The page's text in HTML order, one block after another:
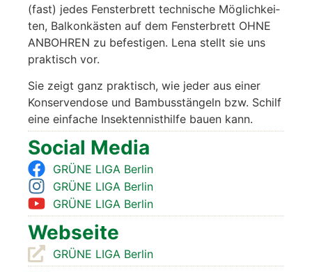
(fast) jedes Fens­ter­brett tech­ni­sche Mög­lich­kei­
ten, Bal­kon­käs­ten auf dem Fens­ter­brett OHNE
ANBOHREN zu befes­ti­gen. Lena stellt sie uns
prak­tisch vor.
Sie zeigt ganz prak­tisch, wie jeder aus einer
Kon­ser­ven­do­se und Bam­bus­stän­geln bzw. Schilf
eine ein­fa­che Insek­ten­nist­hil­fe bau­en kann.
Social Media
GRÜNE LIGA Ber­lin
GRÜNE LIGA Ber­lin
GRÜNE LIGA Ber­lin
Web­sei­te
GRÜNE LIGA Ber­lin